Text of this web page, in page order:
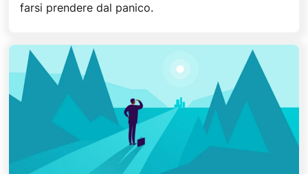
farsi prendere dal panico.